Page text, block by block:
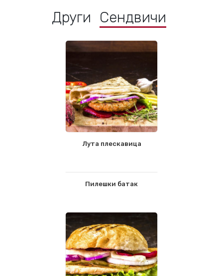
Други Сендвичи
Лута плескавица
Пилешки батак